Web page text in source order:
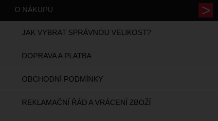
O NÁKUPU
JAK VYBRAT SPRÁVNOU VELIKOST?
DOPRAVA A PLATBA
OBCHODNÍ PODMÍNKY
REKLAMAČNÍ ŘÁD A VRÁCENÍ ZBOŽÍ